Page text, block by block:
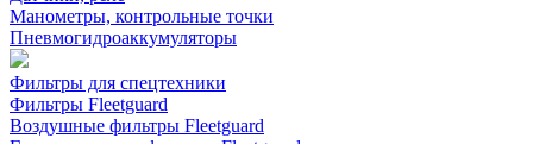
Манометры, контрольные точки
Пневмогидроаккумуляторы
Фильтры для спецтехники
Фильтры Fleetguard
Воздушные фильтры Fleetguard